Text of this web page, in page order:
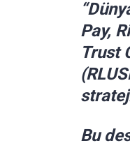
Pay,
Trust
Bu